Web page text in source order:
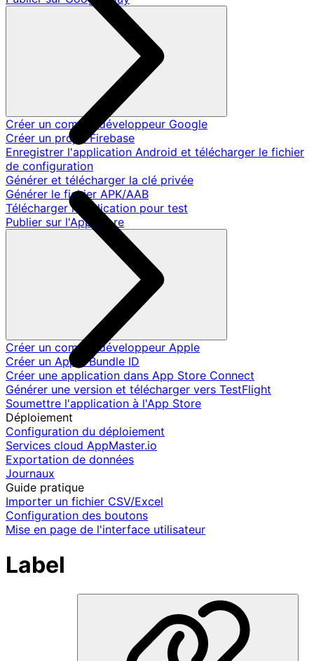
Créer un compte développeur Google
Créer un projet Firebase
Enregistrer l'application Android et télécharger le fichier
de configuration
Générer et télécharger la clé privée
Générer le fichier APK/AAB
Télécharger l'application pour test
Publier sur l'App Store
Créer un compte développeur Apple
Créer un Apple Bundle ID
Créer une application dans App Store Connect
Générer une version et télécharger vers TestFlight
Soumettre l'application à l'App Store
Déploiement
Configuration du déploiement
Services cloud AppMaster.io
Exportation de données
Journaux
Guide pratique
Importer un fichier CSV/Excel
Configuration des boutons
Mise en page de l'interface utilisateur
Label